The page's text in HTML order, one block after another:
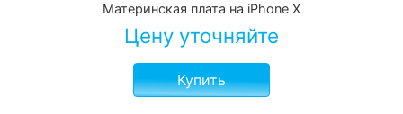
Материнская плата на iPhone X
Цену уточняйте
Купить